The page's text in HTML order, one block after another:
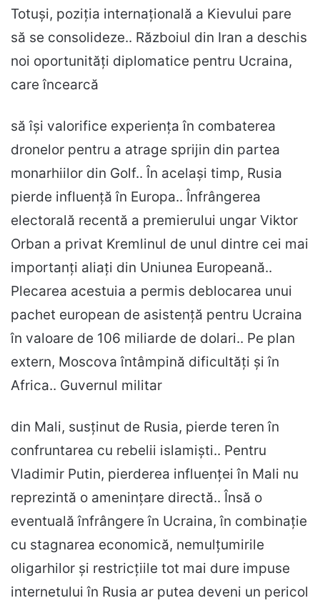
Totuși, poziția internațională a Kievului pare
să se consolideze.. Războiul din Iran a deschis
noi oportunități diplomatice pentru Ucraina,
care încearcă
să își valorifice experiența în combaterea
dronelor pentru a atrage sprijin din partea
monarhiilor din Golf.. În același timp, Rusia
pierde influență în Europa.. Înfrângerea
electorală recentă a premierului ungar Viktor
Orban a privat Kremlinul de unul dintre cei mai
importanți aliați din Uniunea Europeană..
Plecarea acestuia a permis deblocarea unui
pachet european de asistență pentru Ucraina
în valoare de 106 miliarde de dolari.. Pe plan
extern, Moscova întâmpină dificultăți și în
Africa.. Guvernul militar
din Mali, susținut de Rusia, pierde teren în
confruntarea cu rebelii islamiști.. Pentru
Vladimir Putin, pierderea influenței în Mali nu
reprezintă o amenințare directă.. Însă o
eventuală înfrângere în Ucraina, în combinație
cu stagnarea economică, nemulțumirile
oligarhilor și restricțiile tot mai dure impuse
internetului în Rusia ar putea deveni un pericol